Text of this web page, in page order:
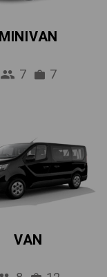
MINIVAN
7 7
VAN